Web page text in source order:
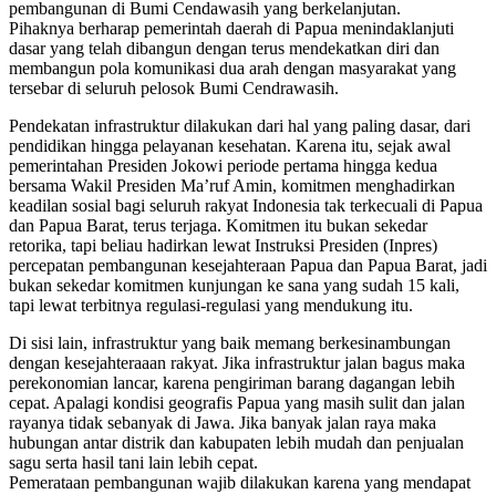
pembangunan di Bumi Cendawasih yang berkelanjutan.
Pihaknya berharap pemerintah daerah di Papua menindaklanjuti
dasar yang telah dibangun dengan terus mendekatkan diri dan
membangun pola komunikasi dua arah dengan masyarakat yang
tersebar di seluruh pelosok Bumi Cendrawasih.
Pendekatan infrastruktur dilakukan dari hal yang paling dasar, dari
pendidikan hingga pelayanan kesehatan. Karena itu, sejak awal
pemerintahan Presiden Jokowi periode pertama hingga kedua
bersama Wakil Presiden Ma’ruf Amin, komitmen menghadirkan
keadilan sosial bagi seluruh rakyat Indonesia tak terkecuali di Papua
dan Papua Barat, terus terjaga. Komitmen itu bukan sekedar
retorika, tapi beliau hadirkan lewat Instruksi Presiden (Inpres)
percepatan pembangunan kesejahteraan Papua dan Papua Barat, jadi
bukan sekedar komitmen kunjungan ke sana yang sudah 15 kali,
tapi lewat terbitnya regulasi-regulasi yang mendukung itu.
Di sisi lain, infrastruktur yang baik memang berkesinambungan
dengan kesejahteraaan rakyat. Jika infrastruktur jalan bagus maka
perekonomian lancar, karena pengiriman barang dagangan lebih
cepat. Apalagi kondisi geografis Papua yang masih sulit dan jalan
rayanya tidak sebanyak di Jawa. Jika banyak jalan raya maka
hubungan antar distrik dan kabupaten lebih mudah dan penjualan
sagu serta hasil tani lain lebih cepat.
Pemerataan pembangunan wajib dilakukan karena yang mendapat